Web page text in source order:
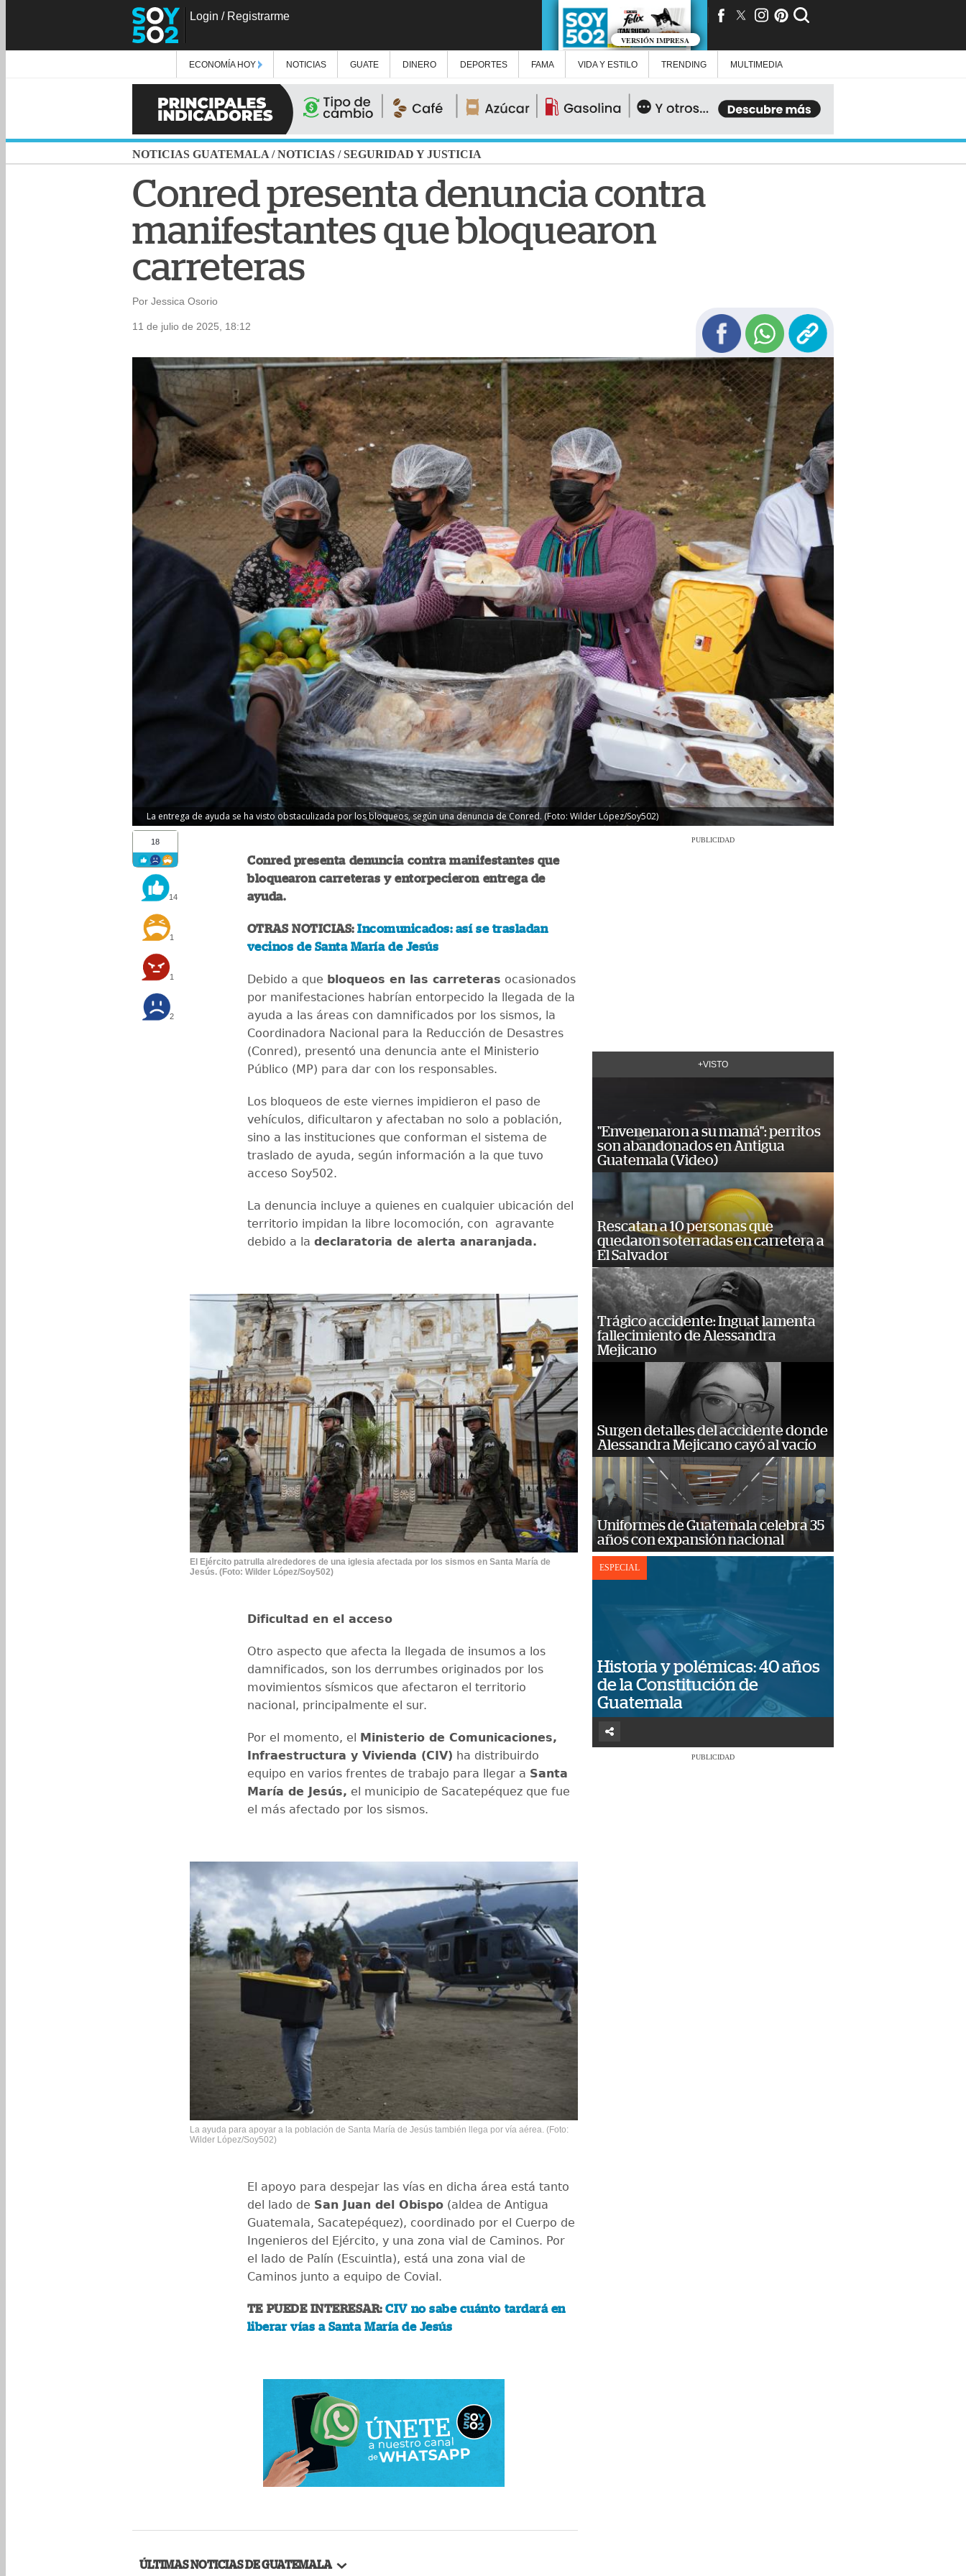
Login / Registrarme
VERSIÓN IMPRESA
ECONOMÍA HOY NOTICIAS GUATE DINERO DEPORTES FAMA VIDA Y ESTILO TRENDING MULTIMEDIA
NOTICIAS GUATEMALA /NOTICIAS /SEGURIDAD Y JUSTICIA
Conred presenta denuncia contra
manifestantes que bloquearon
carreteras
Por Jessica Osorio
11 de julio de 2025, 18:12
La entrega de ayuda se ha visto obstaculizada por los bloqueos, según una denuncia de Conred. (Foto: Wilder López/Soy502)
18
14
1
1
2
Conred presenta denuncia contra manifestantes que
bloquearon carreteras y entorpecieron entrega de
ayuda.
OTRAS NOTICIAS:Incomunicados: así se trasladan
vecinos de Santa María de Jesús
Debido a que bloqueos en las carreteras ocasionados
por manifestaciones habrían entorpecido la llegada de la
ayuda a las áreas con damnificados por los sismos, la
Coordinadora Nacional para la Reducción de Desastres
(Conred), presentó una denuncia ante el Ministerio
Público (MP) para dar con los responsables.
Los bloqueos de este viernes impidieron el paso de
vehículos, dificultaron y afectaban no solo a población,
sino a las instituciones que conforman el sistema de
traslado de ayuda, según información a la que tuvo
acceso Soy502.
La denuncia incluye a quienes en cualquier ubicación del
territorio impidan la libre locomoción, con agravante
debido a la declaratoria de alerta anaranjada.
El Ejército patrulla alrededores de una iglesia afectada por los sismos en Santa María de
Jesús. (Foto: Wilder López/Soy502)
Dificultad en el acceso
Otro aspecto que afecta la llegada de insumos a los
damnificados, son los derrumbes originados por los
movimientos sísmicos que afectaron el territorio
nacional, principalmente el sur.
Por el momento, el Ministerio de Comunicaciones,
Infraestructura y Vivienda (CIV) ha distribuirdo
equipo en varios frentes de trabajo para llegar a Santa
María de Jesús, el municipio de Sacatepéquez que fue
el más afectado por los sismos.
La ayuda para apoyar a la población de Santa María de Jesús también llega por vía aérea. (Foto:
Wilder López/Soy502)
El apoyo para despejar las vías en dicha área está tanto
del lado de San Juan del Obispo (aldea de Antigua
Guatemala, Sacatepéquez), coordinado por el Cuerpo de
Ingenieros del Ejército, y una zona vial de Caminos. Por
el lado de Palín (Escuintla), está una zona vial de
Caminos junto a equipo de Covial.
TE PUEDE INTERESAR:CIV no sabe cuánto tardará en
liberar vías a Santa María de Jesús
ÚLTIMAS NOTICIAS DE GUATEMALA
PUBLICIDAD
+VISTO
"Envenenaron a su mamá": perritos
son abandonados en Antigua
Guatemala (Video)
Rescatan a 10 personas que
quedaron soterradas en carretera a
El Salvador
Trágico accidente: Inguat lamenta
fallecimiento de Alessandra
Mejicano
Surgen detalles del accidente donde
Alessandra Mejicano cayó al vacío
Uniformes de Guatemala celebra 35
años con expansión nacional
ESPECIAL
Historia y polémicas: 40 años
de la Constitución de
Guatemala
PUBLICIDAD